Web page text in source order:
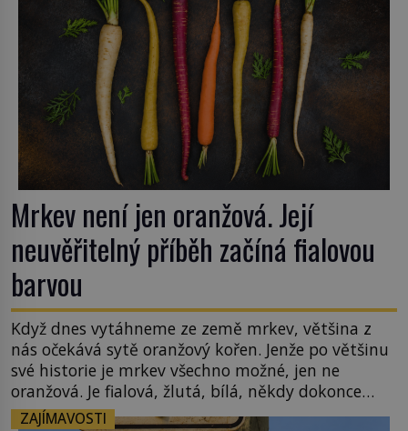
Mrkev není jen oranžová. Její
neuvěřitelný příběh začíná fialovou
barvou
Když dnes vytáhneme ze země mrkev, většina z
nás očekává sytě oranžový kořen. Jenže po většinu
své historie je mrkev všechno možné, jen ne
oranžová. Je fialová, žlutá, bílá, někdy dokonce
téměř černá. Až díky stovkám let pečlivého
ZAJÍMAVOSTI